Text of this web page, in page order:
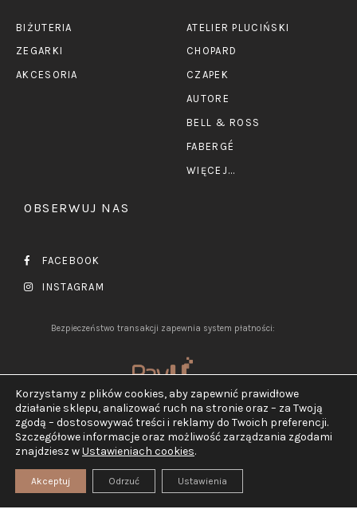
BIŻUTERIA
ZEGARKI
AKCESORIA
ATELIER PLUCIŃSKI
CHOPARD
CZAPEK
AUTORE
BELL & ROSS
FABERGÉ
WIĘCEJ...
OBSERWUJ NAS
FACEBOOK
INSTAGRAM
Bezpieczeństwo transakcji zapewnia system płatności:
2026 ©Jubiler Pluciński.
Wszelkie prawa zastrzeżone.
Realizacja:TEGN
Korzystamy z plików cookies, aby zapewnić prawidłowe
działanie sklepu, analizować ruch na stronie oraz – za Twoją
zgodą – dostosowywać treści i reklamy do Twoich preferencji.
Szczegółowe informacje oraz możliwość zarządzania zgodami
znajdziesz wUstawieniach cookies.
Akceptuj Odrzuć Ustawienia